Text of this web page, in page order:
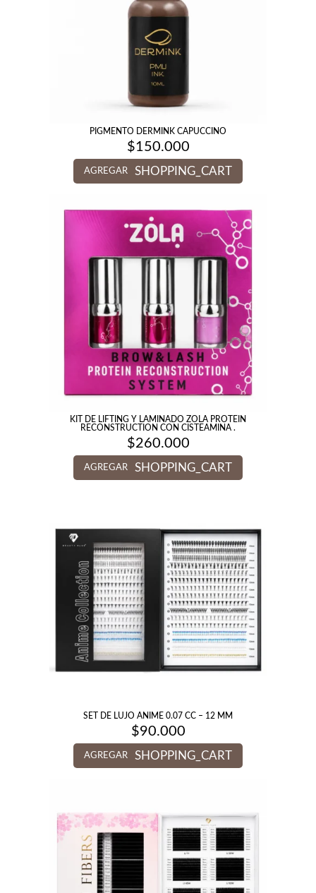
PIGMENTO DERMINK CAPUCCINO
$150.000
AGREGAR SHOPPING_CART
KIT DE LIFTING Y LAMINADO ZOLA PROTEIN
RECONSTRUCTION CON CISTEAMINA .
$260.000
AGREGAR SHOPPING_CART
SET DE LUJO ANIME 0.07 CC – 12 MM
$90.000
AGREGAR SHOPPING_CART